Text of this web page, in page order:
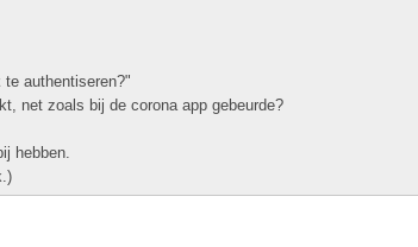
authentiseren?"
net zoals bij de corona app gebeurde?
hebben.